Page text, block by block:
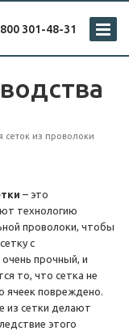
301-48-31
сеток из проволоки
– это
технологию
проволоки, чтобы
с
прочный, и
то, что сетка не
ячеек повреждено.
из сетки делают
этого